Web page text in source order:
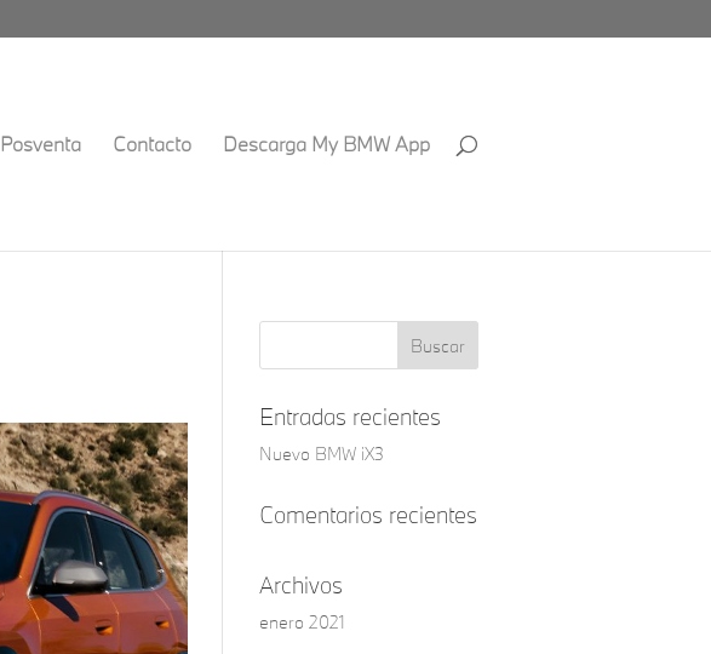
Posventa Contacto Descarga My BMW App
Entradas recientes
Nuevo BMW iX3
Comentarios recientes
Archivos
enero 2021